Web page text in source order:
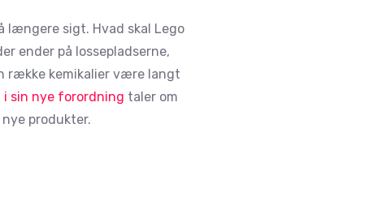
længere sigt. Hvad skal Lego
ender på lossepladserne,
række kemikalier være langt
i sin nye forordning taler om
produkter.